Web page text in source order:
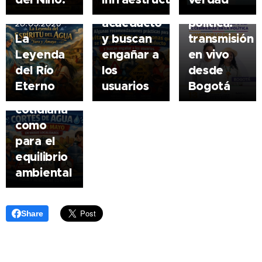
20.05.2026
La
Leyenda
del Río
Eterno
el
acueducto
y buscan
engañar a
los
usuarios
en la
política:
transmisión
en vivo
desde
Bogotá
consecuencias
serían
serias
tanto
para la
vida
cotidiana
como
para el
equilibrio
ambiental
Share